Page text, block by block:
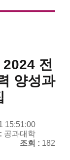
전
양성과
15:51:00
공과대학
조회 : 182